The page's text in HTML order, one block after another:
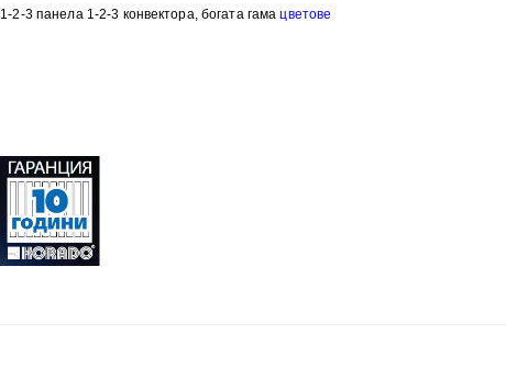
1-2-3 панела 1-2-3 конвектора, богата гамацветове